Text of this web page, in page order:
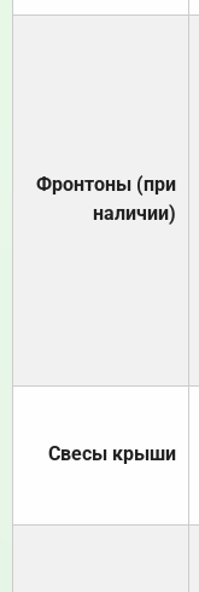
Фронтоны (при
наличии)
Свесы крыши